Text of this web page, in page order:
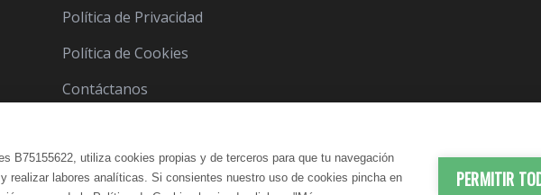
Política de Privacidad
Política de Cookies
Contáctanos
B75155622, utiliza cookies propias y de terceros para que tu navegación
realizar labores analíticas. Si consientes nuestro uso de cookies pincha en
PERMITIR